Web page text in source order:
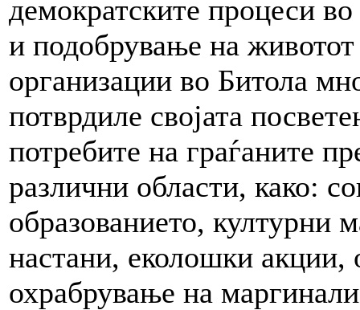
демократските процеси
и подобрување на животот
организации во Битола
потврдиле својата
потребите на граѓаните
различни области, како:
образованието, културни
настани, еколошки акции,
охрабрување на